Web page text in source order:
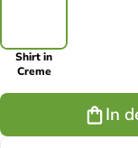
Shirt in
Creme
In